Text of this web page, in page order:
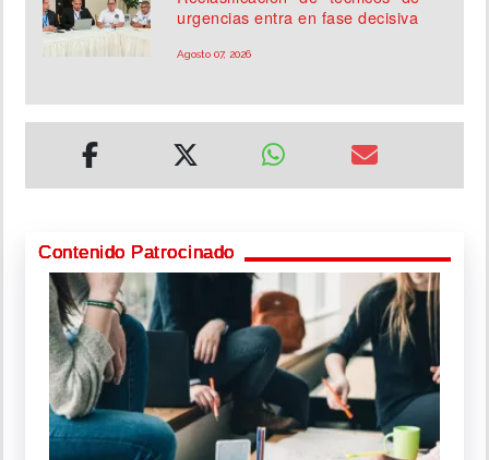
urgencias entra en fase decisiva
Agosto 07, 2026
Contenido Patrocinado